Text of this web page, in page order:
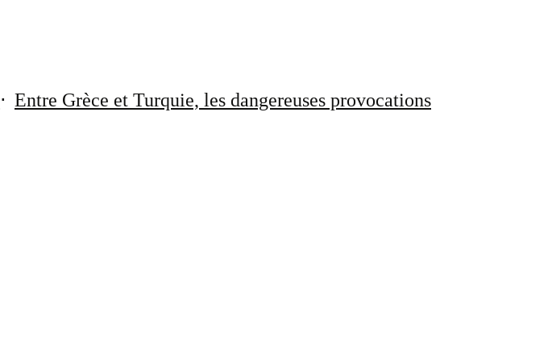
Entre Grèce et Turquie, les dangereuses provocations